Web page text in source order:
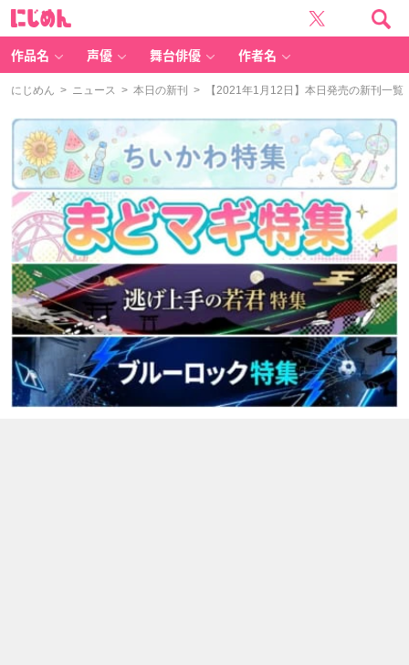
作品名 声優 舞台俳優 作者名
にじめん > ニュース > 本日の新刊 > 【2021年1月12日】本日発売の新刊一覧